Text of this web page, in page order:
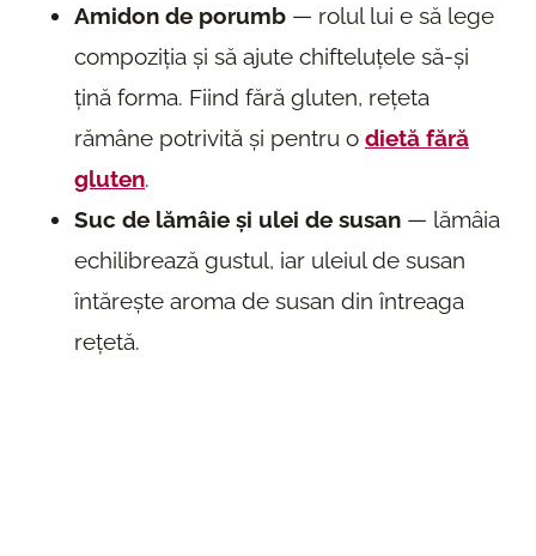
Amidon de porumb — rolul lui e să lege
compoziția și să ajute chifteluțele să-și
țină forma. Fiind fără gluten, rețeta
rămâne potrivită și pentru o dietă fără
gluten.
Suc de lămâie și ulei de susan — lămâia
echilibrează gustul, iar uleiul de susan
întărește aroma de susan din întreaga
rețetă.